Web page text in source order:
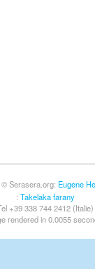
Serasera.org: Eugene
: Takelaka farany
+39 338 744 2412 (Italie)
rendered in 0.0055